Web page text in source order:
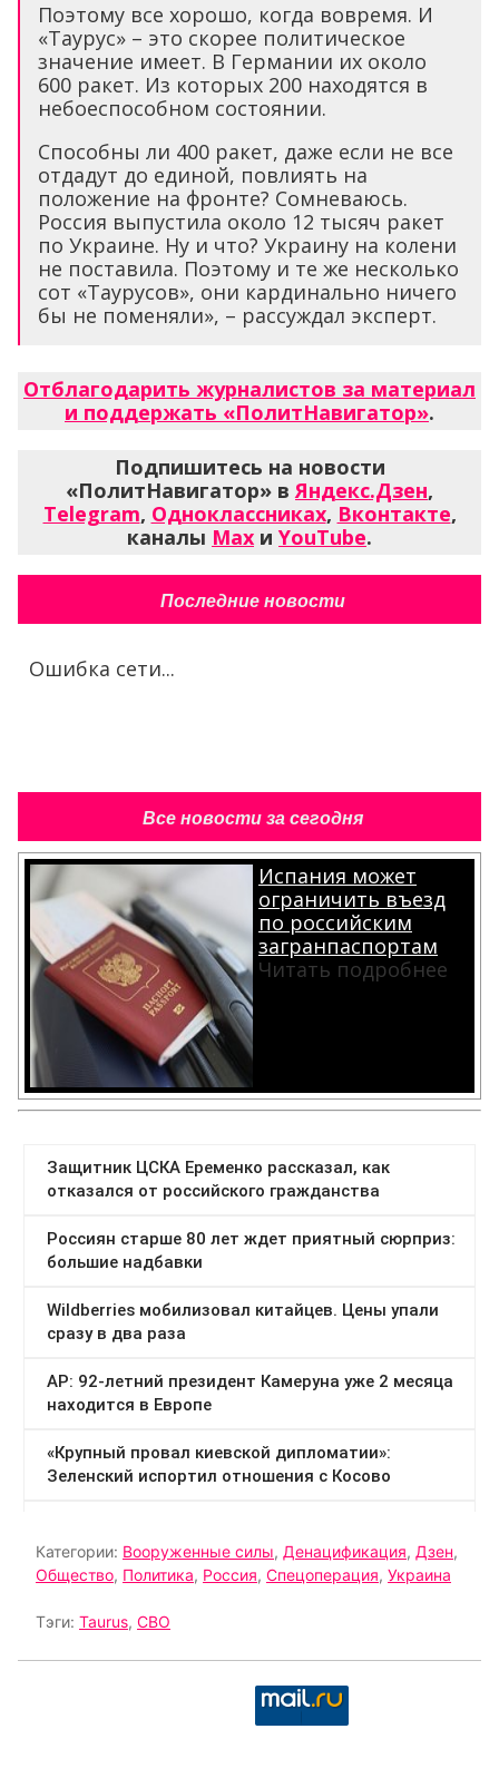
Поэтому все хорошо, когда вовремя. И
«Таурус» – это скорее политическое
значение имеет. В Германии их около
600 ракет. Из которых 200 находятся в
небоеспособном состоянии.
Способны ли 400 ракет, даже если не все
отдадут до единой, повлиять на
положение на фронте? Сомневаюсь.
Россия выпустила около 12 тысяч ракет
по Украине. Ну и что? Украину на колени
не поставила. Поэтому и те же несколько
сот «Таурусов», они кардинально ничего
бы не поменяли», – рассуждал эксперт.
Отблагодарить журналистов за материал
и поддержать «ПолитНавигатор».
Подпишитесь на новости
«ПолитНавигатор» вЯндекс.Дзен,
Telegram, Одноклассниках, Вконтакте,
каналы Max и YouTube.
Последние новости
Ошибка сети...
Все новости за сегодня
Испания может
ограничить въезд
по российским
загранпаспортам
Читать подробнее
Категории: Вооруженные силы, Денацификация, Дзен,
Общество, Политика, Россия, Спецоперация, Украина
Тэги: Taurus, СВО